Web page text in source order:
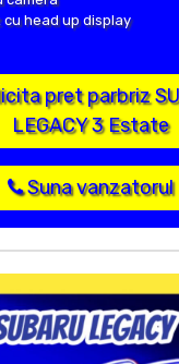
cu head up display
pret parbriz
LEGACY 3 Estate
Suna vanzatorul